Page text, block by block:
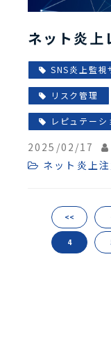
ネット炎
SNS炎上監視
リスク管理
レピュテーシ
2025/02/17
ネット炎上
<<
4